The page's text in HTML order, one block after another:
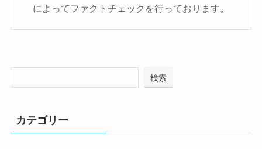
によってファクトチェックを行っております。
検索
カテゴリー